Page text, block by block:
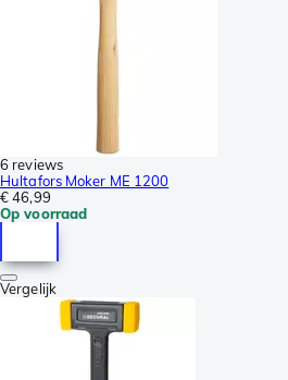
6 reviews
Hultafors Moker ME 1200
€ 46,99
Op voorraad
Vergelijk